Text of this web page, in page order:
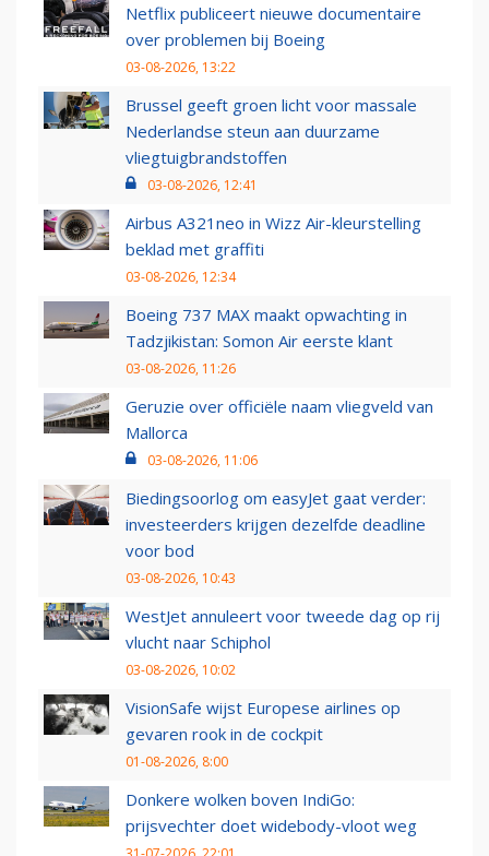
Netflix publiceert nieuwe documentaire
over problemen bij Boeing
03-08-2026, 13:22
Brussel geeft groen licht voor massale
Nederlandse steun aan duurzame
vliegtuigbrandstoffen
03-08-2026, 12:41
Airbus A321neo in Wizz Air-kleurstelling
beklad met graffiti
03-08-2026, 12:34
Boeing 737 MAX maakt opwachting in
Tadzjikistan: Somon Air eerste klant
03-08-2026, 11:26
Geruzie over officiële naam vliegveld van
Mallorca
03-08-2026, 11:06
Biedingsoorlog om easyJet gaat verder:
investeerders krijgen dezelfde deadline
voor bod
03-08-2026, 10:43
WestJet annuleert voor tweede dag op rij
vlucht naar Schiphol
03-08-2026, 10:02
VisionSafe wijst Europese airlines op
gevaren rook in de cockpit
01-08-2026, 8:00
Donkere wolken boven IndiGo:
prijsvechter doet widebody-vloot weg